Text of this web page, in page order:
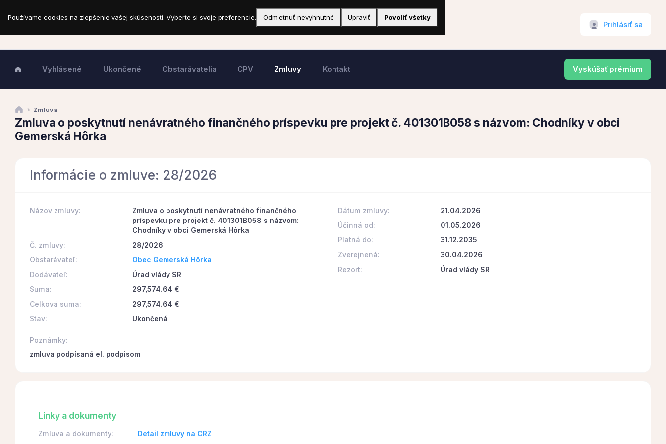
Prihlásiť sa
Vyhlásené Ukončené Obstarávatelia CPV Zmluvy Kontakt Vyskúšať prémium
Zmluva
Zmluva o poskytnutí nenávratného finančného príspevku pre projekt č. 401301B058 s názvom: Chodníky v obci
Gemerská Hôrka
Informácie o zmluve: 28/2026
Názov zmluvy:
Zmluva o poskytnutí nenávratného finančného
príspevku pre projekt č. 401301B058 s názvom:
Chodníky v obci Gemerská Hôrka
Č. zmluvy:
28/2026
Obstarávateľ:
Obec Gemerská Hôrka
Dodávateľ:
Úrad vlády SR
Suma:
297,574.64 €
Celková suma:
297,574.64 €
Stav:
Ukončená
Dátum zmluvy:
21.04.2026
Účinná od:
01.05.2026
Platná do:
31.12.2035
Zverejnená:
30.04.2026
Rezort:
Úrad vlády SR
Poznámky:
zmluva podpísaná el. podpisom
Linky a dokumenty
Zmluva a dokumenty:
Detail zmluvy na CRZ
Používame cookies na zlepšenie vašej skúsenosti. Vyberte si svoje preferencie. Odmietnuť nevyhnutné Upraviť Povoliť všetky